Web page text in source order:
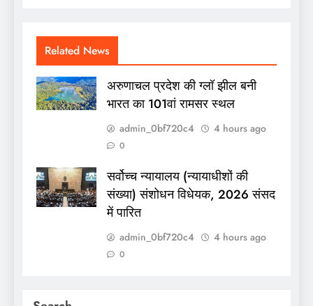
Related News
अरुणाचल प्रदेश की ग्लॉ झील बनी
भारत का 101वां रामसर स्थल
admin_0bf720c4 4 hours ago
0
सर्वोच्च न्यायालय (न्यायाधीशों की
संख्या) संशोधन विधेयक, 2026 संसद
में पारित
admin_0bf720c4 4 hours ago
0